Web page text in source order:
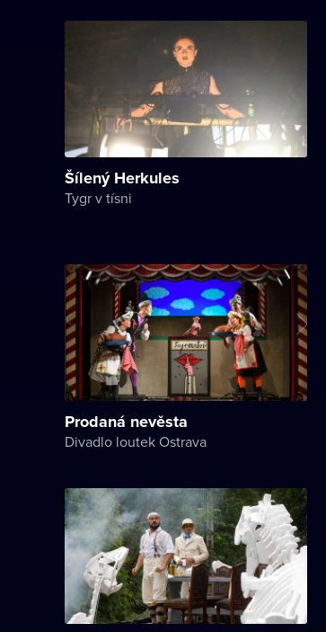
Šílený Herkules
Tygr v tísni
Prodaná nevěsta
Divadlo loutek Ostrava